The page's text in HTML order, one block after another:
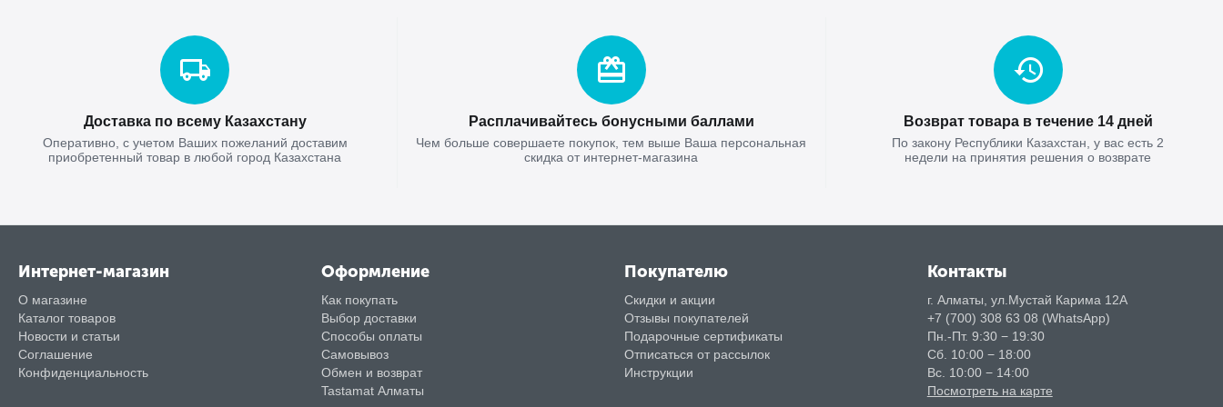
Доставка по всему Казахстану
Оперативно, с учетом Ваших пожеланий доставим
приобретенный товар в любой город Казахстана
Расплачивайтесь бонусными баллами
Чем больше совершаете покупок, тем выше Ваша персональная
скидка от интернет-магазина
Возврат товара в течение 14 дней
По закону Республики Казахстан, у вас есть 2
недели на принятия решения о возврате
Интернет-магазин
О магазине
Каталог товаров
Новости и статьи
Соглашение
Конфиденциальность
Оформление
Как покупать
Выбор доставки
Способы оплаты
Самовывоз
Обмен и возврат
Tastamat Алматы
Покупателю
Скидки и акции
Отзывы покупателей
Подарочные сертификаты
Отписаться от рассылок
Инструкции
Контакты
г. Алматы, ул.Мустай Карима 12А
+7 (700) 308 63 08 (WhatsApp)
Пн.-Пт. 9:30 − 19:30
Сб. 10:00 − 18:00
Вс. 10:00 − 14:00
Посмотреть на карте